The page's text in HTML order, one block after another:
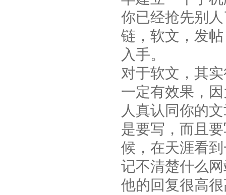
你已经抢先别
链，软文，发
入手。
对于软文，其
一定有效果，
人真认同你的
是要写，而且
候，在天涯看
记不清楚什么
他的回复很高